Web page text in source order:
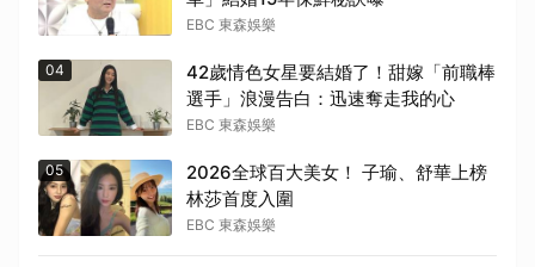
EBC 東森娛樂
04
42歲情色女星要結婚了！甜嫁「前職棒
選手」浪漫告白：迅速奪走我的心
EBC 東森娛樂
05
2026全球百大美女！ 子瑜、舒華上榜
林莎首度入圍
EBC 東森娛樂